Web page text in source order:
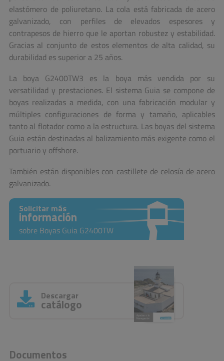
elastómero de poliuretano. La cola está fabricada de acero
galvanizado, con perfiles de elevados espesores y
contrapesos de hierro que le aportan robustez y estabilidad.
Gracias al conjunto de estos elementos de alta calidad, su
durabilidad es superior a 25 años.
La boya G2400TW3 es la boya más vendida por su
versatilidad y prestaciones. El sistema Guia se compone de
boyas realizadas a medida, con una fabricación modular y
múltiples configuraciones de forma y tamaño, aplicables
tanto al flotador como a la estructura. Las boyas del sistema
Guia están destinadas al balizamiento más exigente como el
portuario y offshore.
También están disponibles con castillete de celosía de acero
galvanizado.
Solicitar más
información
sobre Boyas Guia G2400TW
Descargar
catálogo
Documentos